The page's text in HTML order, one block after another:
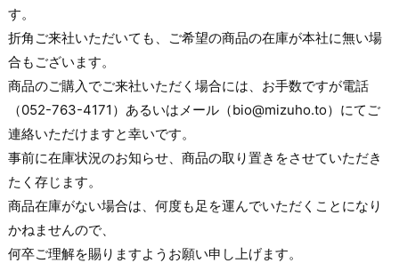
す。
折角ご来社いただいても、ご希望の商品の在庫が本社に無い場
合もございます。
商品のご購入でご来社いただく場合には、お手数ですが電話
（052-763-4171）あるいはメール（bio@mizuho.to）にてご
連絡いただけますと幸いです。
事前に在庫状況のお知らせ、商品の取り置きをさせていただき
たく存じます。
商品在庫がない場合は、何度も足を運んでいただくことになり
かねませんので、
何卒ご理解を賜りますようお願い申し上げます。